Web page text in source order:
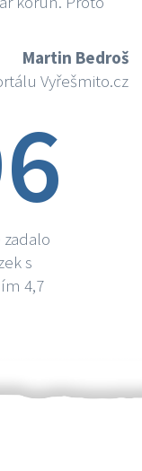
Martin Bedroš
Vyřešmito.cz
s
4,7